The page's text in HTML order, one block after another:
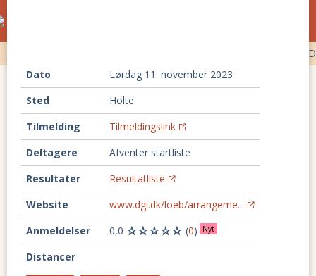
Dato
lørdag 11. november 2023
Sted
Holte
Tilmelding
Tilmeldingslink
Deltagere
Afventer startliste
Resultater
Resultatliste
Website
www.dgi.dk/loeb/arrangeme...
Anmeldelser
0,0 (0) Nyt
Distancer